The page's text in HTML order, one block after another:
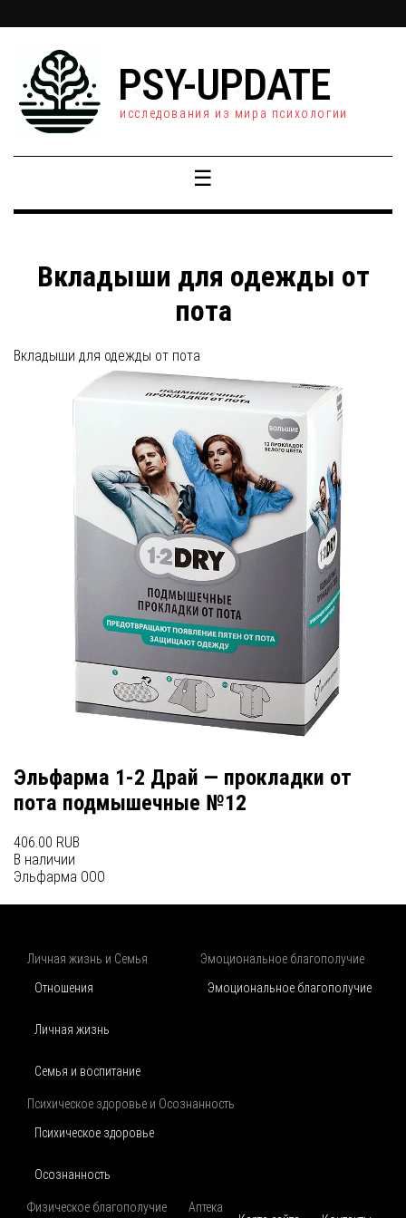
PSY-UPDATE
исследования из мира психологии
☰
Вкладыши для одежды от
пота
Вкладыши для одежды от пота
Эльфарма 1-2 Драй — прокладки от
пота подмышечные №12
406.00 RUB
В наличии
Эльфарма ООО
Личная жизнь и Семья
Отношения
Личная жизнь
Семья и воспитание
Эмоциональное благополучие
Эмоциональное благополучие
Психическое здоровье и Осознанность
Психическое здоровье
Осознанность
Физическое благополучие
Аптека